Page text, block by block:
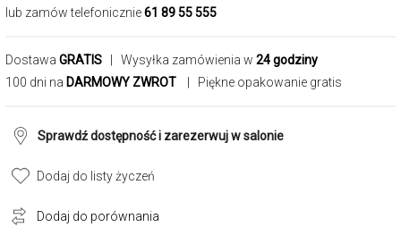
lub zamów telefonicznie61 89 55 555
Dostawa GRATIS | Wysyłka zamówienia w 24 godziny
100 dni na DARMOWY ZWROT | Piękne opakowanie gratis
Sprawdź dostępność i zarezerwuj w salonie
Dodaj do listy życzeń
Dodaj do porównania